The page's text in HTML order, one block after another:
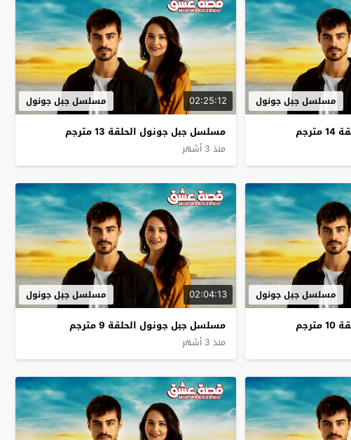
مسلسل جبل جونول 02:25:12 مسلسل جبل جونول
مسلسل جبل جونول الحلقة 13 مترجم
منذ 3 أشهر
مسلسل جبل جونول 02:04:13 مسلسل جبل جونول
مسلسل جبل جونول الحلقة 9 مترجم
منذ 3 أشهر